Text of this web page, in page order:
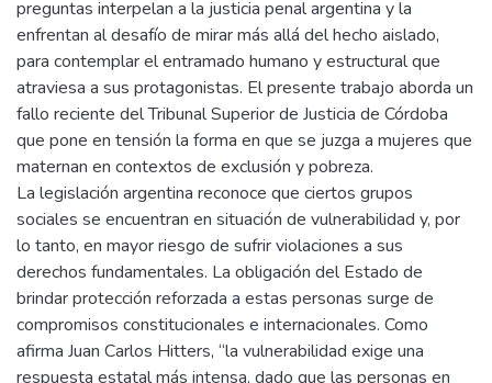
preguntas interpelan a la justicia penal argentina y la
enfrentan al desafío de mirar más allá del hecho aislado,
para contemplar el entramado humano y estructural que
atraviesa a sus protagonistas. El presente trabajo aborda un
fallo reciente del Tribunal Superior de Justicia de Córdoba
que pone en tensión la forma en que se juzga a mujeres que
maternan en contextos de exclusión y pobreza.
La legislación argentina reconoce que ciertos grupos
sociales se encuentran en situación de vulnerabilidad y, por
lo tanto, en mayor riesgo de sufrir violaciones a sus
derechos fundamentales. La obligación del Estado de
brindar protección reforzada a estas personas surge de
compromisos constitucionales e internacionales. Como
afirma Juan Carlos Hitters, “la vulnerabilidad exige una
respuesta estatal más intensa, dado que las personas en